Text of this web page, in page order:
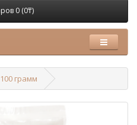
0 (0₸)
грамм